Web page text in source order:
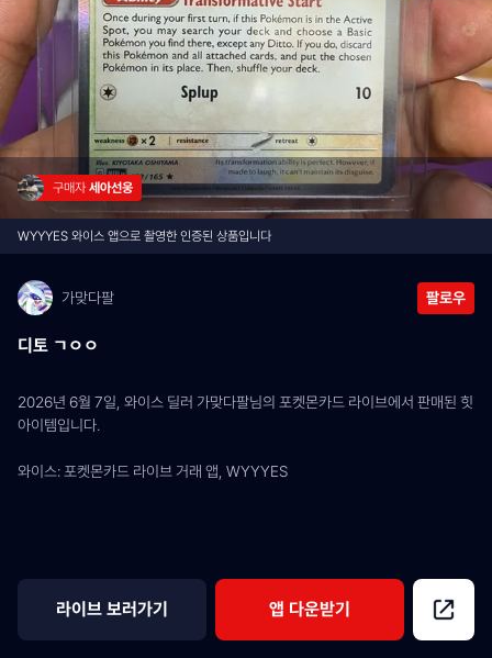
구매자 세아선웅
WYYYES 와이스 앱으로 촬영한 인증된 상품입니다
가맞다팔 팔로우
디토 ㄱㅇㅇ
2026년 6월 7일, 와이스 딜러 가맞다팔님의 포켓몬카드 라이브에서 판매된 힛
아이템입니다.
와이스: 포켓몬카드 라이브 거래 앱, WYYYES
라이브 보러가기 앱 다운받기